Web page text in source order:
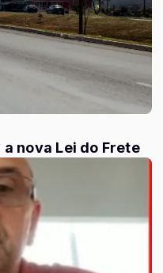
nova Lei do Frete